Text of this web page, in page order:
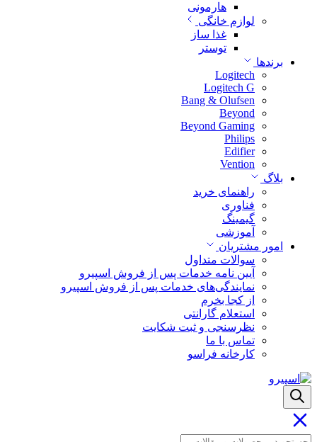
هارمونی
لوازم خانگی
غذا ساز
توستر
برندها
Logitech
Logitech G
Bang & Olufsen
Beyond
Beyond Gaming
Philips
Edifier
Vention
بلاگ
راهنمای خرید
فناوری
گیمینگ
آموزشی
امور مشتریان
سوالات متداول
آیین نامه خدمات پس از فروش اسپیرو
نمایندگی‌های خدمات پس از فروش اسپیرو
از کجا بخرم
استعلام گارانتی
نظرسنجی و ثبت شکایت
تماس با ما
کارخانه فراسو